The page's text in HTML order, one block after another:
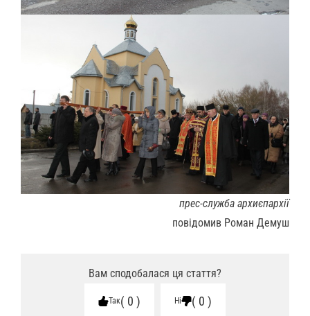
прес-служба архиєпархії
повідомив Роман Демуш
Вам сподобалася ця стаття?
Так 0 Ні 0